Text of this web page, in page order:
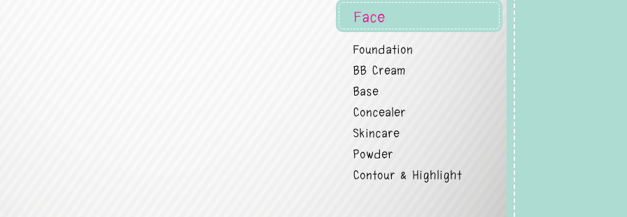
Face
Foundation
BB Cream
Base
Concealer
Skincare
Powder
Contour & Highlight